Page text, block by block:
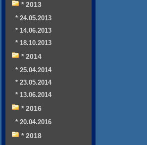
* 2013
* 24.05.2013
* 14.06.2013
* 18.10.2013
* 2014
* 25.04.2014
* 23.05.2014
* 13.06.2014
* 2016
* 20.04.2016
* 2018